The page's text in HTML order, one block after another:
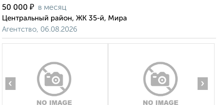
50 000 ₽ в месяц
Центральный район, ЖК 35-й, Мира
Агентство, 06.08.2026
‹ ›